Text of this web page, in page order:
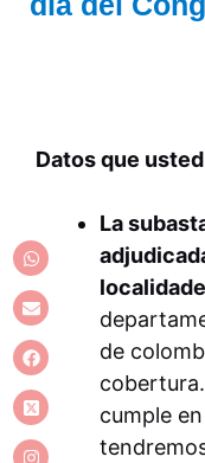
Datos que
La
de
cumple